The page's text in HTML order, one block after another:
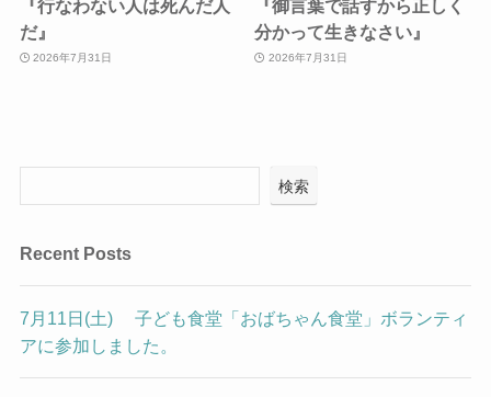
『行なわない人は死んだ人
だ』
2026年7月31日
『御言葉で話すから正しく
分かって生きなさい』
2026年7月31日
検索
Recent Posts
7月11日(土) 子ども食堂「おばちゃん食堂」ボランティ
アに参加しました。